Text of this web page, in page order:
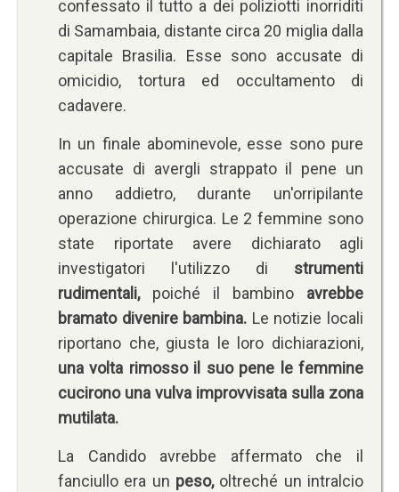
confessato il tutto a dei poliziotti inorriditi
di Samambaia, distante circa 20 miglia dalla
capitale Brasilia. Esse sono accusate di
omicidio, tortura ed occultamento di
cadavere.
In un finale abominevole, esse sono pure
accusate di avergli strappato il pene un
anno addietro, durante un'orripilante
operazione chirurgica. Le 2 femmine sono
state riportate avere dichiarato agli
investigatori l'utilizzo di strumenti
rudimentali, poiché il bambino avrebbe
bramato divenire bambina. Le notizie locali
riportano che, giusta le loro dichiarazioni,
una volta rimosso il suo pene le femmine
cucirono una vulva improvvisata sulla zona
mutilata.
La Candido avrebbe affermato che il
fanciullo era un peso,oltreché un intralcio